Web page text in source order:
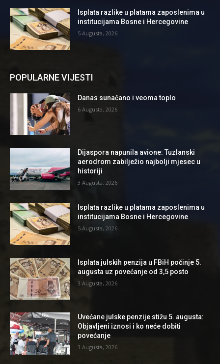
Isplata razlike u platama zaposlenima u
institucijama Bosne i Hercegovine
5 Augusta, 2026
POPULARNE VIJESTI
Danas sunačano i veoma toplo
6 Augusta, 2026
Dijaspora napunila avione: Tuzlanski
aerodrom zabilježio najbolji mjesec u
historiji
3 Augusta, 2026
Isplata razlike u platama zaposlenima u
institucijama Bosne i Hercegovine
5 Augusta, 2026
Isplata julskih penzija u FBiH počinje 5.
augusta uz povećanje od 3,5 posto
3 Augusta, 2026
Uvećane julske penzije stižu 5. augusta:
Objavljeni iznosi i ko neće dobiti
povećanje
3 Augusta, 2026